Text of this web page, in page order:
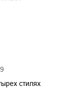
стилях